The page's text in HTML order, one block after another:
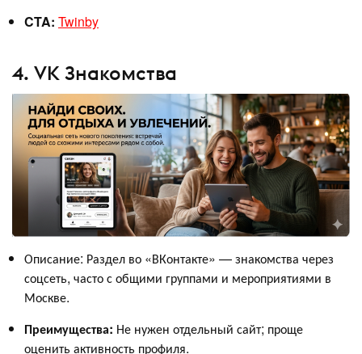
CTA: Twinby
4. VK Знакомства
Описание: Раздел во «ВКонтакте» — знакомства через
соцсеть, часто с общими группами и мероприятиями в
Москве.
Преимущества: Не нужен отдельный сайт; проще
оценить активность профиля.